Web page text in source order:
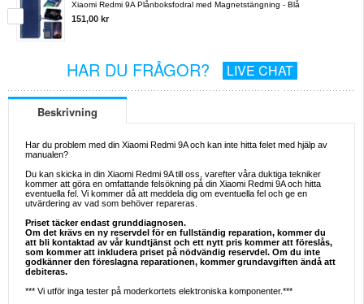
Xiaomi Redmi 9A Plånboksfodral med Magnetstängning - Blå
151,00 kr
HAR DU FRÅGOR? LIVE CHAT
Beskrivning
Har du problem med din Xiaomi Redmi 9A och kan inte hitta felet med hjälp av
manualen?
Du kan skicka in din Xiaomi Redmi 9A till oss, varefter våra duktiga tekniker
kommer att göra en omfattande felsökning på din Xiaomi Redmi 9A och hitta
eventuella fel. Vi kommer då att meddela dig om eventuella fel och ge en
utvärdering av vad som behöver repareras.
Priset täcker endast grunddiagnosen.
Om det krävs en ny reservdel för en fullständig reparation, kommer du
att bli kontaktad av vår kundtjänst och ett nytt pris kommer att föreslås,
som kommer att inkludera priset på nödvändig reservdel. Om du inte
godkänner den föreslagna reparationen, kommer grundavgiften ändå att
debiteras.
*** Vi utför inga tester på moderkortets elektroniska komponenter.***